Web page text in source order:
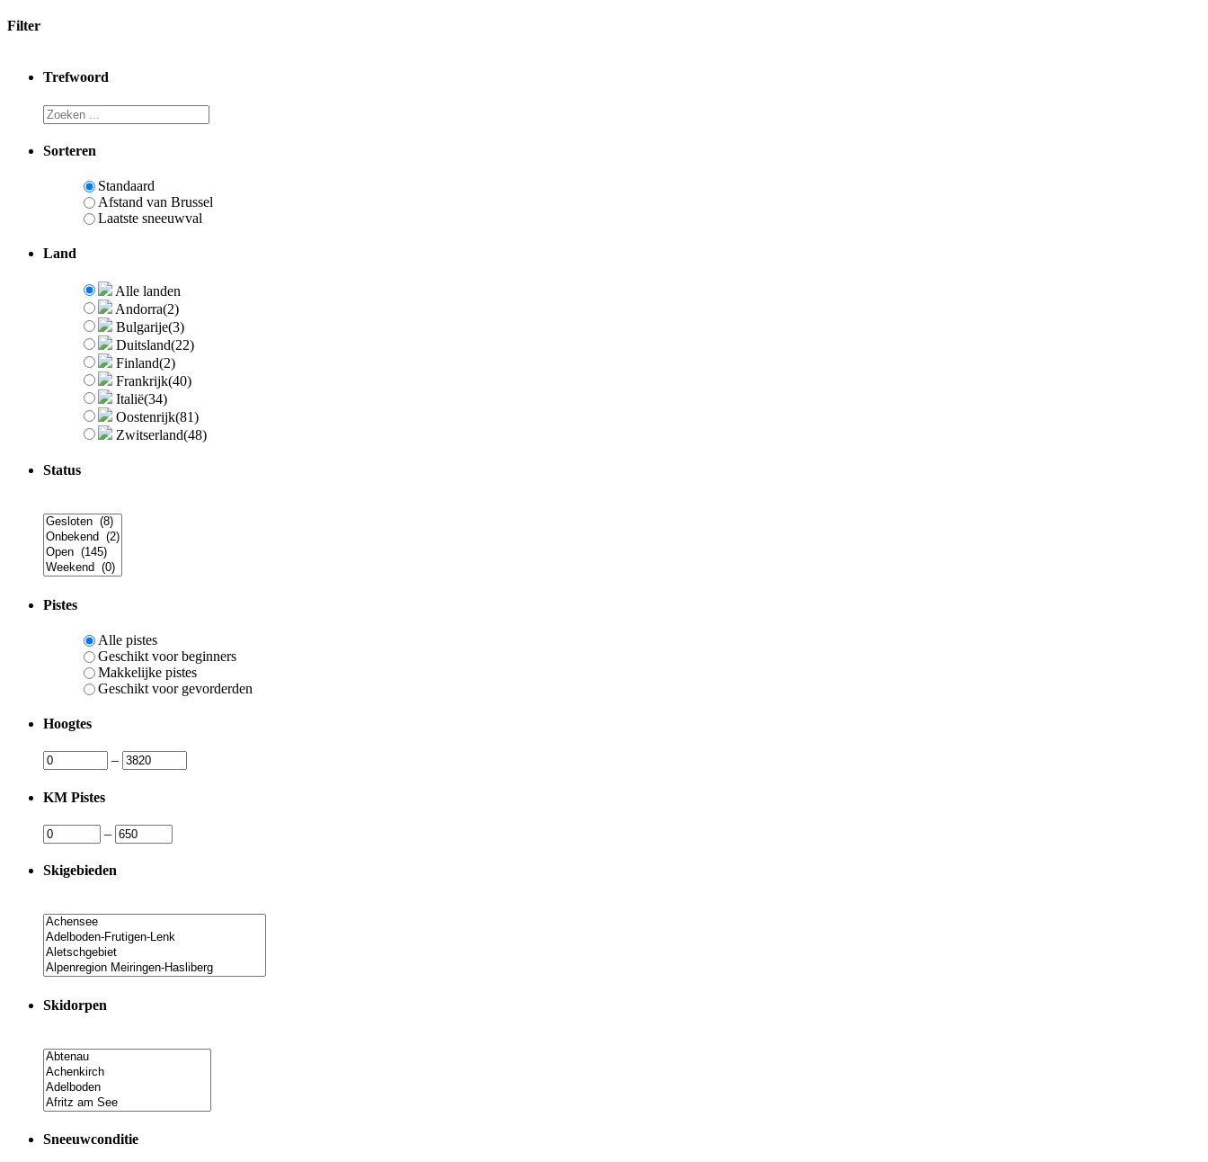
Filter
Trefwoord
Sorteren
Standaard
Afstand van Brussel
Laatste sneeuwval
Land
Alle landen
Andorra(2)
Bulgarije(3)
Duitsland(22)
Finland(2)
Frankrijk(40)
Italië(34)
Oostenrijk(81)
Zwitserland(48)
Status
Pistes
Alle pistes
Geschikt voor beginners
Makkelijke pistes
Geschikt voor gevorderden
Hoogtes
–
KM Pistes
–
Skigebieden
Skidorpen
Sneeuwconditie